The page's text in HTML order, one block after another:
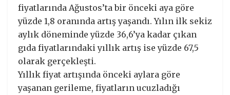
fiyatlarında Ağustos’ta bir önceki aya göre
yüzde 1,8 oranında artış yaşandı. Yılın ilk sekiz
aylık döneminde yüzde 36,6’ya kadar çıkan
gıda fiyatlarındaki yıllık artış ise yüzde 67,5
olarak gerçekleşti.
Yıllık fiyat artışında önceki aylara göre
yaşanan gerileme, fiyatların ucuzladığı